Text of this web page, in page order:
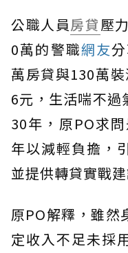
公職人員房貸壓
0萬的警職網友
萬房貸與130萬裝
6元，生活喘不過
30年，原PO求
年以減輕負擔，
並提供轉貸實戰建
原PO解釋，雖然
定收入不足未採